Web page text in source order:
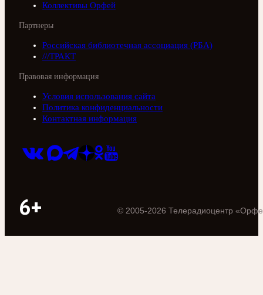
Коллективы Орфей
Партнеры
Российская библиотечная ассоциация (РБА)
///ТРАКТ
Правовая информация
Условия использования сайта
Политика конфиденциальности
Контактная информация
6+ © 2005-2026 Телерадиоцентр